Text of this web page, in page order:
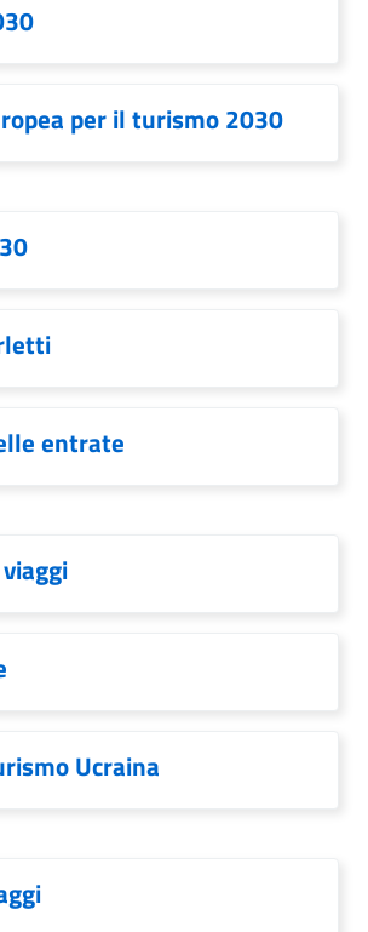
per il turismo 2030
entrate
Ucraina